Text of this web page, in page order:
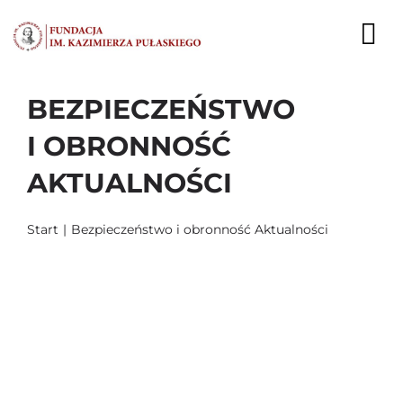
do
zawartości
AKTUALNOŚCI
BEZPIECZEŃSTWO
I OBRONNOŚĆ
AKTUALNOŚCI
Start Bezpieczeństwo i obronność Aktualności